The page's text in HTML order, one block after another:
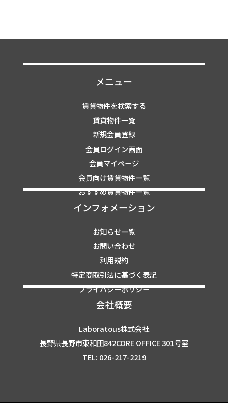
メニュー
賃貸物件を検索する
賃貸物件一覧
新規会員登録
会員ログイン画面
会員マイページ
会員向け賃貸物件一覧
おすすめ賃貸物件一覧
インフォメーション
お知らせ一覧
お問い合わせ
利用規約
特定商取引法に基づく表記
プライバシーポリシー
会社概要
Laboratous株式会社
長野県長野市東和田842CORE OFFICE 301号室
TEL: 026-217-2219